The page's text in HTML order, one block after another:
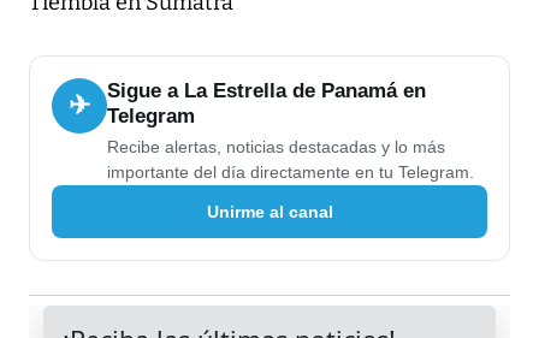
✈
Sigue a La Estrella de Panamá en
Telegram
Recibe alertas, noticias destacadas y lo más
importante del día directamente en tu Telegram.
Unirme al canal